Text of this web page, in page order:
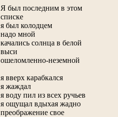
Я был последним в этом
списке
я был колодцем
надо мной
качались солнца в белой
выси
ошеломленно-неземной
я вверх карабкался
я жаждал
я воду пил из всех ручьев
я ощущал вдыхая жадно
преображение свое